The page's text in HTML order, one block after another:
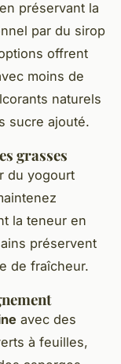
préservant la
par du sirop
offrent
moins de
naturels
sucre ajouté.
grasses
du yogourt
la teneur en
préservent
de fraîcheur.
avec des
à feuilles,